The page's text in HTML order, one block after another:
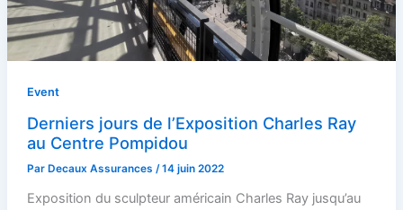
Event
Derniers jours de l’Exposition Charles Ray
au Centre Pompidou
Par Decaux Assurances /14 juin 2022
Exposition du sculpteur américain Charles Ray jusqu’au